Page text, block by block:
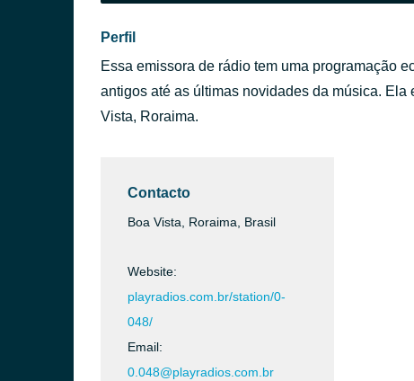
Perfil
Essa emissora de rádio tem uma programação
antigos até as últimas novidades da música. Ela
Vista, Roraima.
Contacto
Boa Vista, Roraima, Brasil
Website:
playradios.com.br/station/0-
048/
Email:
0.048@playradios.com.br